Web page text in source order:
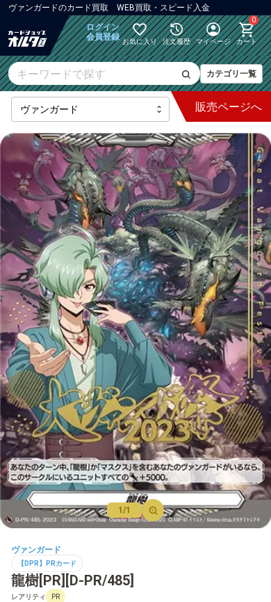
ヴァンガードのカード買取 WEB買取・スピード入金
ログイン
会員登録 お気に入り 注文履歴 マイページ
0
カート
カテゴリ一覧
最新弾
【DZ】ブースター
【DZ】その他ブースター
【DZ】デッキなど
【D】ブースター
【D】その他ブースター
【D】デッキなど
【DPR】PRカード
販売ページへ
1/1
ヴァンガード
【DPR】PRカード
龍樹[PR][D-PR/485]
レアリティ PR